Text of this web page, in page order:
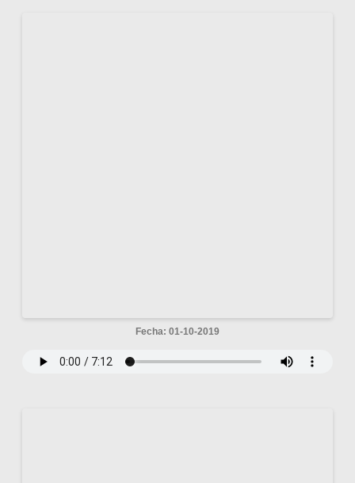
Fecha: 01-10-2019